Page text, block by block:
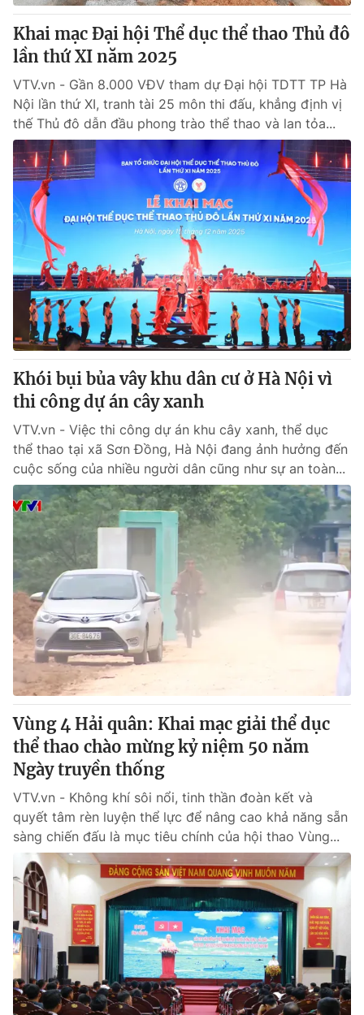
Khai mạc Đại hội Thể dục thể thao Thủ đô
lần thứ XI năm 2025
VTV.vn - Gần 8.000 VĐV tham dự Đại hội TDTT TP Hà
Nội lần thứ XI, tranh tài 25 môn thi đấu, khẳng định vị
thế Thủ đô dẫn đầu phong trào thể thao và lan tỏa...
Khói bụi bủa vây khu dân cư ở Hà Nội vì
thi công dự án cây xanh
VTV.vn - Việc thi công dự án khu cây xanh, thể dục
thể thao tại xã Sơn Đồng, Hà Nội đang ảnh hưởng đến
cuộc sống của nhiều người dân cũng như sự an toàn...
Vùng 4 Hải quân: Khai mạc giải thể dục
thể thao chào mừng kỷ niệm 50 năm
Ngày truyền thống
VTV.vn - Không khí sôi nổi, tinh thần đoàn kết và
quyết tâm rèn luyện thể lực để nâng cao khả năng sẵn
sàng chiến đấu là mục tiêu chính của hội thao Vùng...